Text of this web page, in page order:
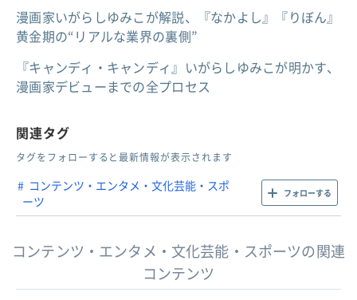
漫画家いがらしゆみこが解説、『なかよし』『りぼん』
黄金期の“リアルな業界の裏側”
『キャンディ・キャンディ』いがらしゆみこが明かす、
漫画家デビューまでの全プロセス
関連タグ
タグをフォローすると最新情報が表示されます
コンテンツ・エンタメ・文化芸能・スポ
ーツ
フォローする
コンテンツ・エンタメ・文化芸能・スポーツの関連
コンテンツ